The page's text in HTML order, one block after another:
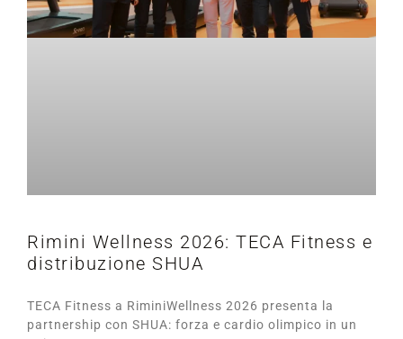
Rimini Wellness 2026: TECA Fitness e
distribuzione SHUA
TECA Fitness a RiminiWellness 2026 presenta la
partnership con SHUA: forza e cardio olimpico in un